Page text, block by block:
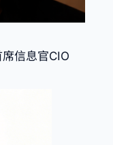
信息官CIO